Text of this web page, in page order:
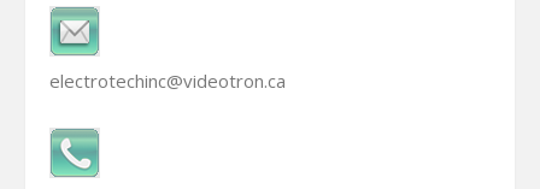
electrotechinc@videotron.ca